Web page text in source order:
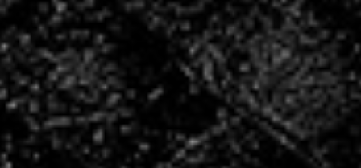
INSCRIPTIONS
Les créneaux de reprise
Le COSEC étant actuellement en travaux, merci de